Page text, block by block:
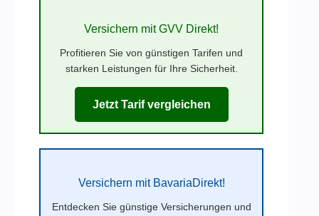
Versichern mit GVV Direkt!
Profitieren Sie von günstigen Tarifen und
starken Leistungen für Ihre Sicherheit.
Jetzt Tarif vergleichen
Versichern mit BavariaDirekt!
Entdecken Sie günstige Versicherungen und